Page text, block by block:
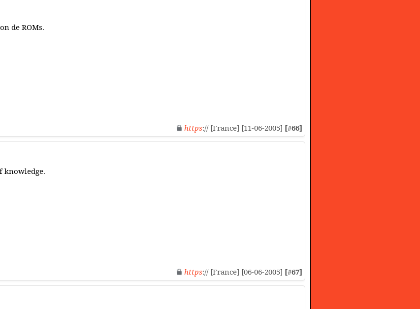
de ROMs.
https:// [France] [11-06-2005] [#66]
knowledge.
https:// [France] [06-06-2005] [#67]